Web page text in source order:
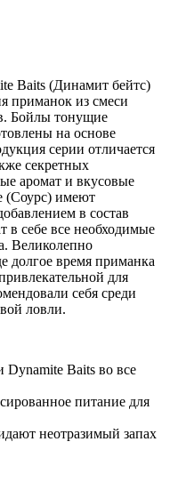
Baits (Динамит бейтс)
приманок из смеси
Бойлы тонущие
на основе
серии отличается
секретных
аромат и вкусовые
(Соурс) имеют
в состав
в себе все необходимые
Великолепно
долгое время приманка
для
себя среди
ловли.
Baits во все
питание для
неотразимый запах